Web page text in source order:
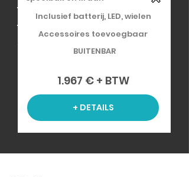
Inclusief batterij, LED, wielen
Accessoires toevoegbaar
BUITENBAR
1.967 € + BTW
+ DETAILS